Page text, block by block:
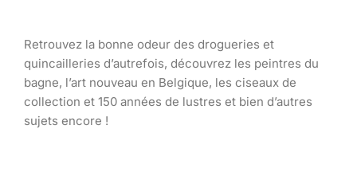
Retrouvez la bonne odeur des drogueries et
quincailleries d’autrefois, découvrez les peintres du
bagne, l’art nouveau en Belgique, les ciseaux de
collection et 150 années de lustres et bien d’autres
sujets encore !